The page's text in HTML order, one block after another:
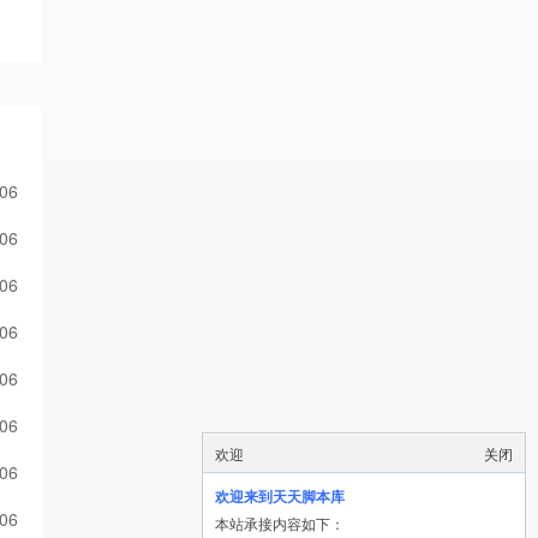
关闭
欢迎
欢迎来到天天脚本库
本站承接内容如下：